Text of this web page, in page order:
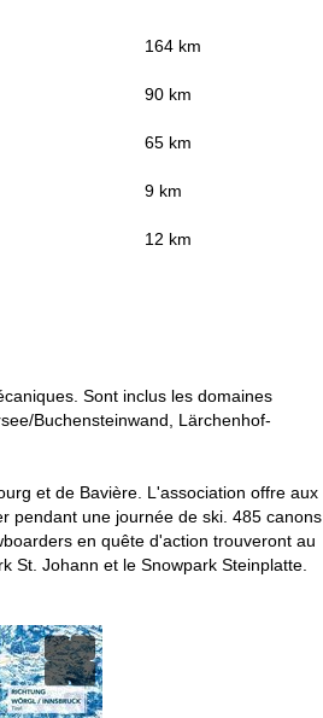
164 km
90 km
65 km
9 km
12 km
Sont inclus les domaines
Buchensteinwand, Lärchenhof-
et de Bavière. L'association offre aux
pendant une journée de ski. 485 canons
en quête d'action trouveront au
St. Johann et le Snowpark Steinplatte.